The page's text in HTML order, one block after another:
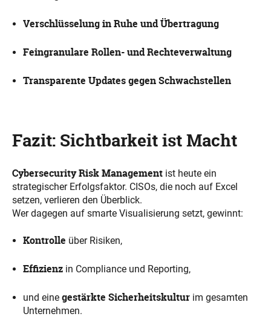
Verschlüsselung in Ruhe und Übertragung
Feingranulare Rollen- und Rechteverwaltung
Transparente Updates gegen Schwachstellen
Fazit: Sichtbarkeit ist Macht
Cybersecurity Risk Management ist heute ein
strategischer Erfolgsfaktor. CISOs, die noch auf Excel
setzen, verlieren den Überblick.
Wer dagegen auf smarte Visualisierung setzt, gewinnt:
Kontrolle über Risiken,
Effizienzin Compliance und Reporting,
und eine gestärkte Sicherheitskulturim gesamten
Unternehmen.